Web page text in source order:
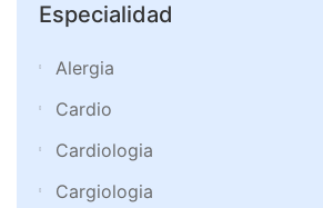
Especialidad
Alergia
Cardio
Cardiologia
Cargiologia